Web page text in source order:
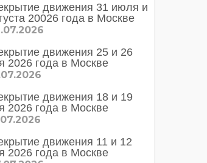
движения 31 июля и
20026 года в Москве
движения 25 и 26
2026 года в Москве
движения 18 и 19
2026 года в Москве
движения 11 и 12
2026 года в Москве